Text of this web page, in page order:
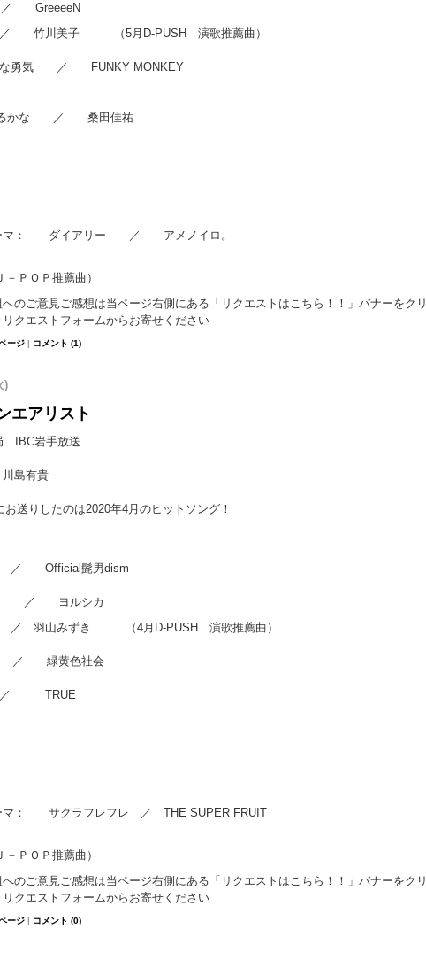
GreeeeN
川美子 （5月D-PUSH 演歌推薦曲）
勇気 ／ FUNKY MONKEY
晴れるかな ／ 桑田佳祐
ーマ： ダイアリー ／ アメノイロ。
ＰＯＰ推薦曲）
へのご意見ご感想は当ページ右側にある「リクエストはこちら！！」バナーをクリ
クエストフォームからお寄せください
ージ | コメント (1)
)
エアリスト
IBC岩手放送
島有貴
お送りしたのは2020年4月のヒットソング！
ラ ／ Official髭男dism
／ ヨルシカ
羽山みずき （4月D-PUSH 演歌推薦曲）
！ ／ 緑黄色社会
／ TRUE
マ： サクラフレフレ ／ THE SUPER FRUIT
ＰＯＰ推薦曲）
へのご意見ご感想は当ページ右側にある「リクエストはこちら！！」バナーをクリ
クエストフォームからお寄せください
ージ | コメント (0)